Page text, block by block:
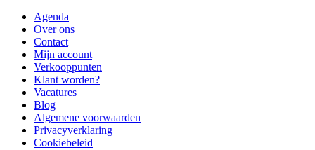
Agenda
Over ons
Contact
Mijn account
Verkooppunten
Klant worden?
Vacatures
Blog
Algemene voorwaarden
Privacyverklaring
Cookiebeleid